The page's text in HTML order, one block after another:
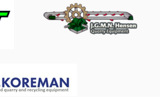
materijala Dostupne različite
perforirani limovi od
čelika Vaše prednosti Najviši
širom Nemačke (po zahtevu i
Kratki rokovi isporuke i fer cene
individualnu ponudu!